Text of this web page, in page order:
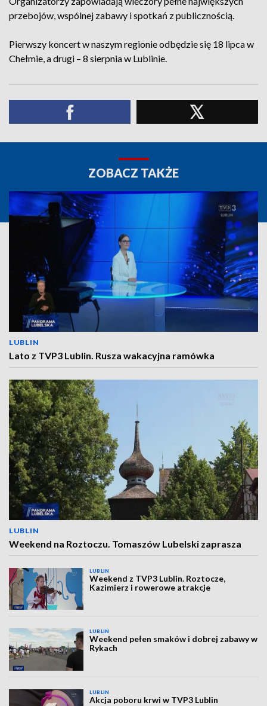
przebojów, wspólnej zabawy i spotkań z publicznością.
Pierwszy koncert w naszym regionie odbędzie się 18 lipca w
Chełmie, a drugi – 8 sierpnia w Lublinie.
ZOBACZ TAKŻE
LUBLIN
Lato z TVP3 Lublin. Rusza wakacyjna ramówka
LUBLIN
Weekend na Roztoczu. Tomaszów Lubelski zaprasza
LUBLIN
Weekend z TVP3 Lublin. Roztocze,
Kazimierz i rowerowe atrakcje
LUBLIN
Weekend pełen smaków i dobrej zabawy w
Rykach
LUBLIN
Akcja poboru krwi w TVP3 Lublin